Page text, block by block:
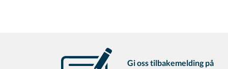
Gi oss tilbakemelding på